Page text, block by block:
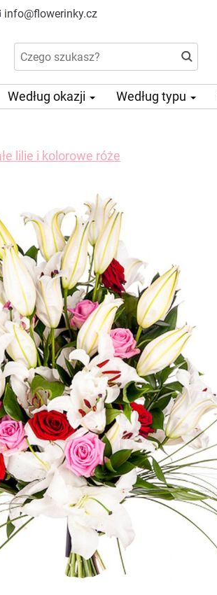
info@flowerinky.cz
Według okazji Według typu
lilie i kolorowe róże